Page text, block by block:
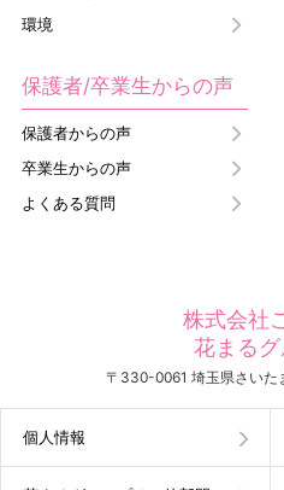
環境
保護者/卒業生からの声
保護者からの声
卒業生からの声
よくある質問
株式会社
花まる
〒330-0061 埼玉県さいた
個人情報